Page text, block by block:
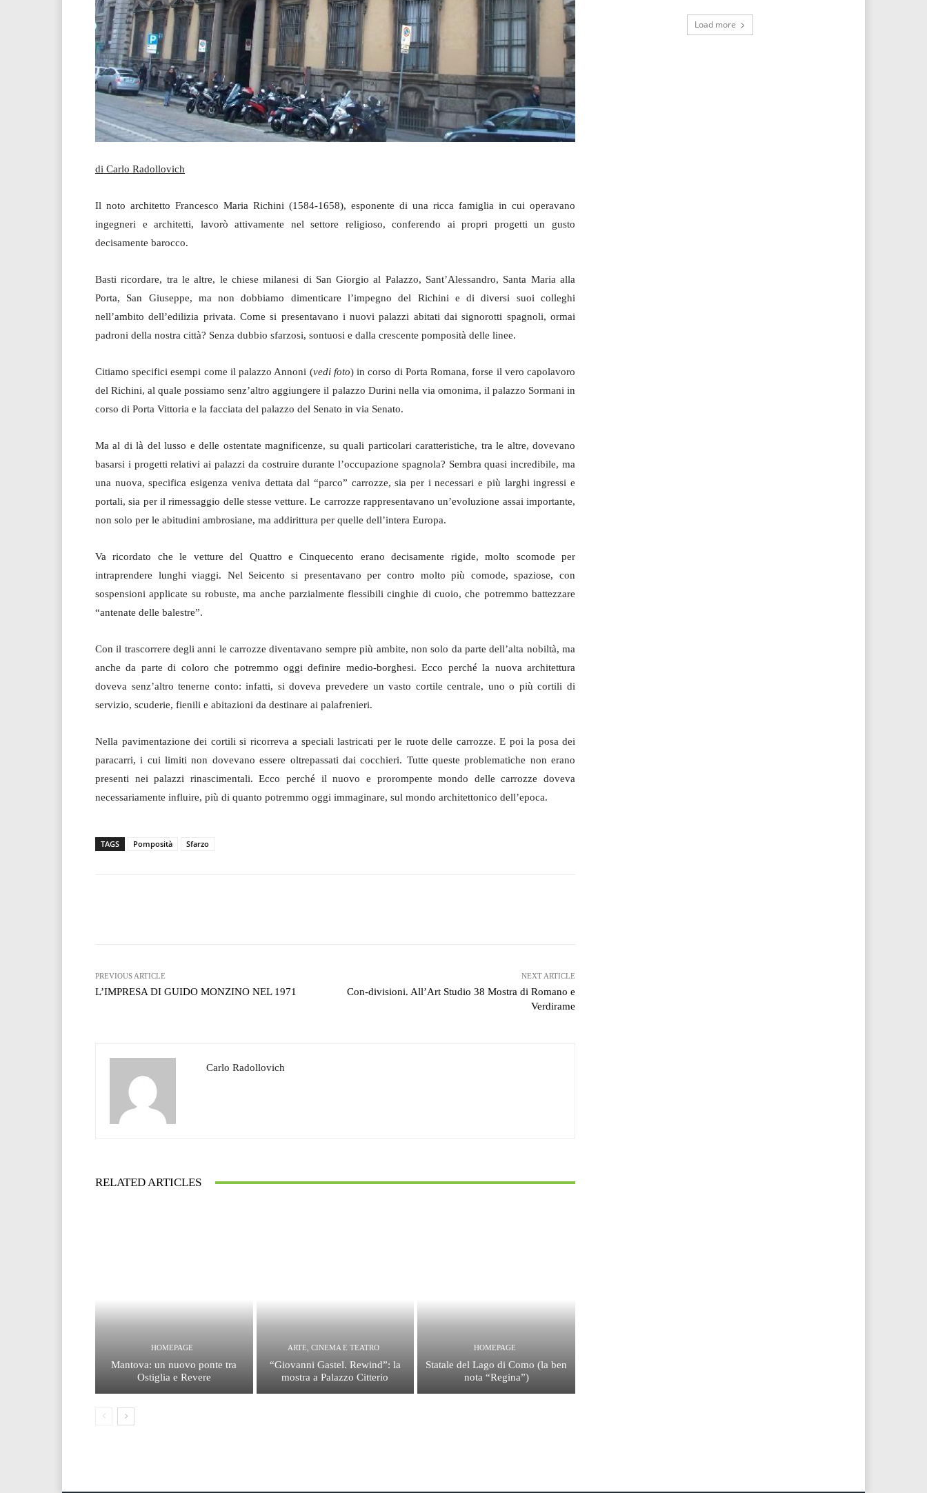
di Carlo Radollovich
Il noto architetto Francesco Maria Richini (1584-1658), esponente di una ricca famiglia in cui operavano
ingegneri e architetti, lavorò attivamente nel settore religioso, conferendo ai propri progetti un gusto
decisamente barocco.
Basti ricordare, tra le altre, le chiese milanesi di San Giorgio al Palazzo, Sant’Alessandro, Santa Maria alla
Porta, San Giuseppe, ma non dobbiamo dimenticare l’impegno del Richini e di diversi suoi colleghi
nell’ambito dell’edilizia privata. Come si presentavano i nuovi palazzi abitati dai signorotti spagnoli, ormai
padroni della nostra città? Senza dubbio sfarzosi, sontuosi e dalla crescente pomposità delle linee.
Citiamo specifici esempi come il palazzo Annoni (vedi foto) in corso di Porta Romana, forse il vero capolavoro
del Richini, al quale possiamo senz’altro aggiungere il palazzo Durini nella via omonima, il palazzo Sormani in
corso di Porta Vittoria e la facciata del palazzo del Senato in via Senato.
Ma al di là del lusso e delle ostentate magnificenze, su quali particolari caratteristiche, tra le altre, dovevano
basarsi i progetti relativi ai palazzi da costruire durante l’occupazione spagnola? Sembra quasi incredibile, ma
una nuova, specifica esigenza veniva dettata dal “parco” carrozze, sia per i necessari e più larghi ingressi e
portali, sia per il rimessaggio delle stesse vetture. Le carrozze rappresentavano un’evoluzione assai importante,
non solo per le abitudini ambrosiane, ma addirittura per quelle dell’intera Europa.
Va ricordato che le vetture del Quattro e Cinquecento erano decisamente rigide, molto scomode per
intraprendere lunghi viaggi. Nel Seicento si presentavano per contro molto più comode, spaziose, con
sospensioni applicate su robuste, ma anche parzialmente flessibili cinghie di cuoio, che potremmo battezzare
“antenate delle balestre”.
Con il trascorrere degli anni le carrozze diventavano sempre più ambite, non solo da parte dell’alta nobiltà, ma
anche da parte di coloro che potremmo oggi definire medio-borghesi. Ecco perché la nuova architettura
doveva senz’altro tenerne conto: infatti, si doveva prevedere un vasto cortile centrale, uno o più cortili di
servizio, scuderie, fienili e abitazioni da destinare ai palafrenieri.
Nella pavimentazione dei cortili si ricorreva a speciali lastricati per le ruote delle carrozze. E poi la posa dei
paracarri, i cui limiti non dovevano essere oltrepassati dai cocchieri. Tutte queste problematiche non erano
presenti nei palazzi rinascimentali. Ecco perché il nuovo e prorompente mondo delle carrozze doveva
necessariamente influire, più di quanto potremmo oggi immaginare, sul mondo architettonico dell’epoca.
TAGS Pomposità Sfarzo
PREVIOUS ARTICLE
L’IMPRESA DI GUIDO MONZINO NEL 1971
NEXT ARTICLE
Con-divisioni. All’Art Studio 38 Mostra di Romano e
Verdirame
Carlo Radollovich
RELATED ARTICLES
HOMEPAGE
Mantova: un nuovo ponte tra
Ostiglia e Revere
ARTE, CINEMA E TEATRO
“Giovanni Gastel. Rewind”: la
mostra a Palazzo Citterio
HOMEPAGE
Statale del Lago di Como (la ben
nota “Regina”)
Load more